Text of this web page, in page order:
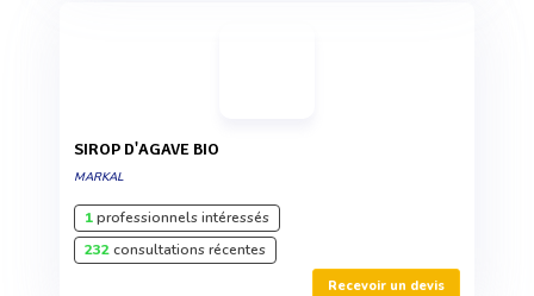
SIROP D'AGAVE BIO
MARKAL
1professionnels intéressés
232consultations récentes
Recevoir un devis